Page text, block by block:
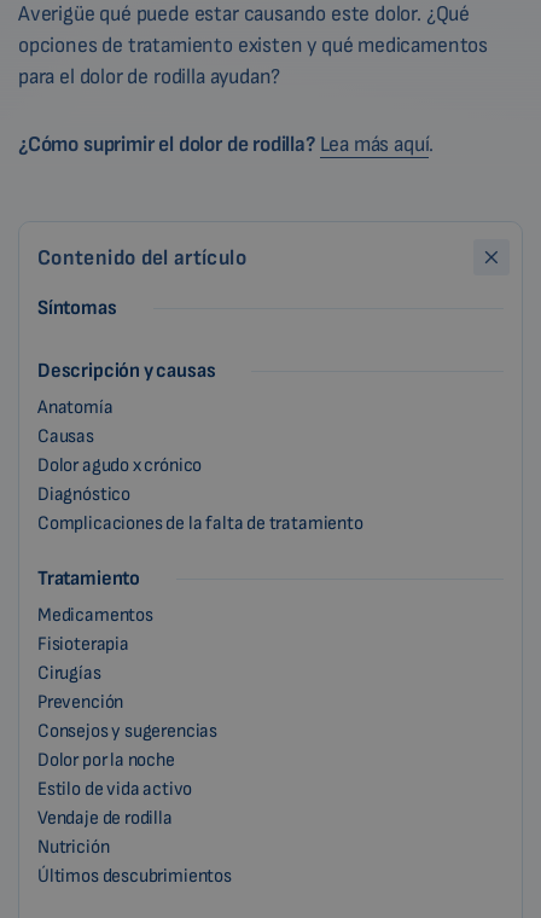
Averigüe qué puede estar causando este dolor. ¿Qué
opciones de tratamiento existen y qué medicamentos
para el dolor de rodilla ayudan?
¿Cómo suprimir el dolor de rodilla? Lea más aquí.
Contenido del artículo
Síntomas
Descripción y causas
Anatomía
Causas
Dolor agudo x crónico
Diagnóstico
Complicaciones de la falta de tratamiento
Tratamiento
Medicamentos
Fisioterapia
Cirugías
Prevención
Consejos y sugerencias
Dolor por la noche
Estilo de vida activo
Vendaje de rodilla
Nutrición
Últimos descubrimientos